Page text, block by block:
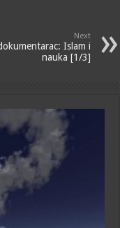
Next
Islam i
nauka [1/3]